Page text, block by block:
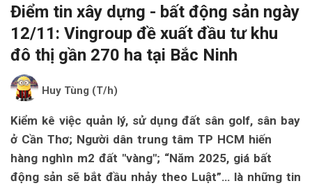
Điểm tin xây dựng - bất động sản ngày
12/11: Vingroup đề xuất đầu tư khu
đô thị gần 270 ha tại Bắc Ninh
Huy Tùng (T/h)
Kiểm kê việc quản lý, sử dụng đất sân golf, sân bay
ở Cần Thơ; Người dân trung tâm TP HCM hiến
hàng nghìn m2 đất "vàng"; “Năm 2025, giá bất
động sản sẽ bắt đầu nhảy theo Luật”… là những tin